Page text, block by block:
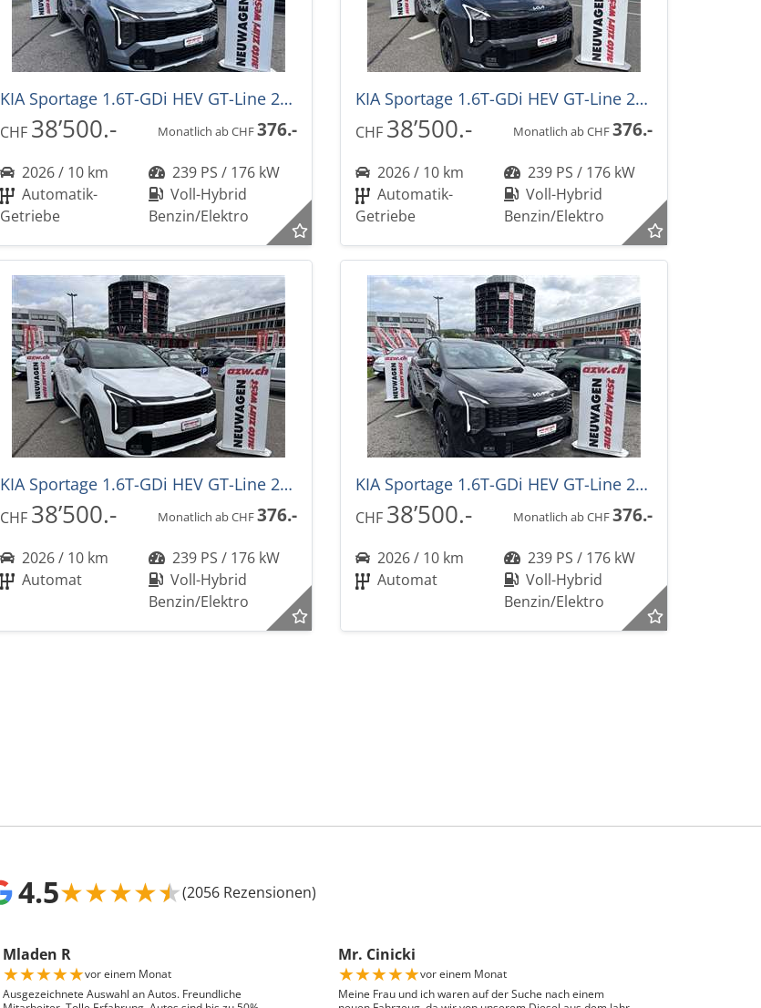
KIA Sportage 1.6T-GDi HEV GT-Line 239PS -34%! 4x4 Automat NEUES MODELL
CHF 38’500.- Monatlich ab CHF376.-
2026 / 10 km
239 PS / 176 kW
Automatik-
Getriebe
Voll-Hybrid
Benzin/Elektro
KIA Sportage 1.6T-GDi HEV GT-Line 239PS -34%! 4x4 Automat NEUES MODELL
CHF 38’500.- Monatlich ab CHF376.-
2026 / 10 km
239 PS / 176 kW
Automatik-
Getriebe
Voll-Hybrid
Benzin/Elektro
KIA Sportage 1.6T-GDi HEV GT-Line 239PS -34%! 4x4 Automat NEUES MODELL
CHF 38’500.- Monatlich ab CHF376.-
2026 / 10 km
239 PS / 176 kW
Automat
Voll-Hybrid
Benzin/Elektro
KIA Sportage 1.6T-GDi HEV GT-Line 239PS -34%! 4x4 Automat NEUES MODELL
CHF 38’500.- Monatlich ab CHF376.-
2026 / 10 km
239 PS / 176 kW
Automat
Voll-Hybrid
Benzin/Elektro
4.5★★★★★(2056 Rezensionen)
Mladen R
★★★★★vor einem Monat
Ausgezeichnete Auswahl an Autos. Freundliche
Mr. Cinicki
★★★★★vor einem Monat
Meine Frau und ich waren auf der Suche nach einem